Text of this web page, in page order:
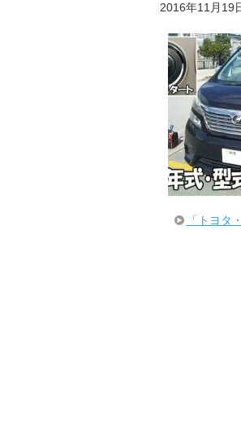
2016年11月19
「トヨタ